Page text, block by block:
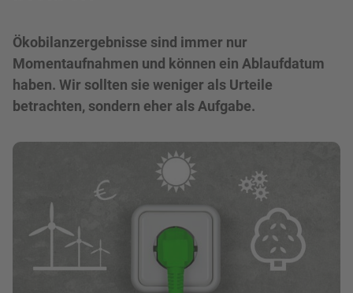
Ökobilanzergebnisse sind immer nur
Momentaufnahmen und können ein Ablaufdatum
haben. Wir sollten sie weniger als Urteile
betrachten, sondern eher als Aufgabe.
Bild in Lightbox zeigen